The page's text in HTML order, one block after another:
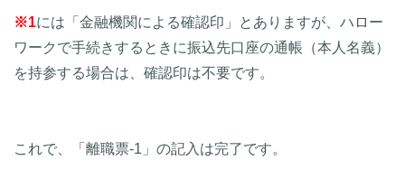
※1には「金融機関による確認印」とありますが、ハロー
ワークで手続きするときに振込先口座の通帳（本人名義）
を持参する場合は、確認印は不要です。
これで、「離職票-1」の記入は完了です。